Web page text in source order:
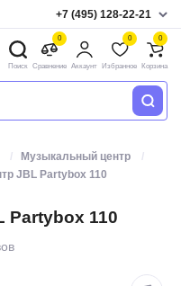
+7 (495) 128-22-21
Поиск
0
Сравнение Аккаунт
0
Избранное
0
Корзина
Музыкальный центр
JBL Partybox 110
Partybox 110